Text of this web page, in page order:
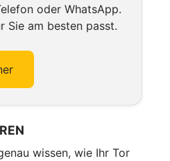
oder WhatsApp.
Sie am besten passt.
wissen, wie Ihr Tor